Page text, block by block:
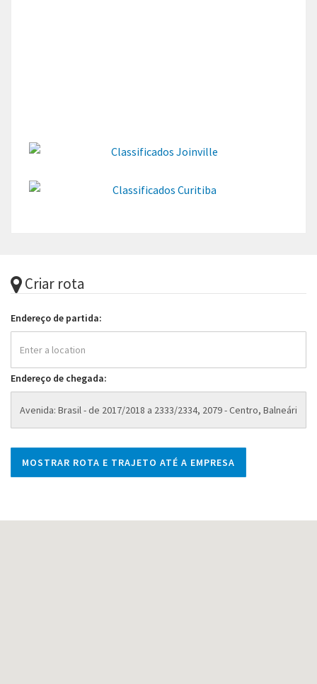
Criar rota
Endereço de partida:
Endereço de chegada: